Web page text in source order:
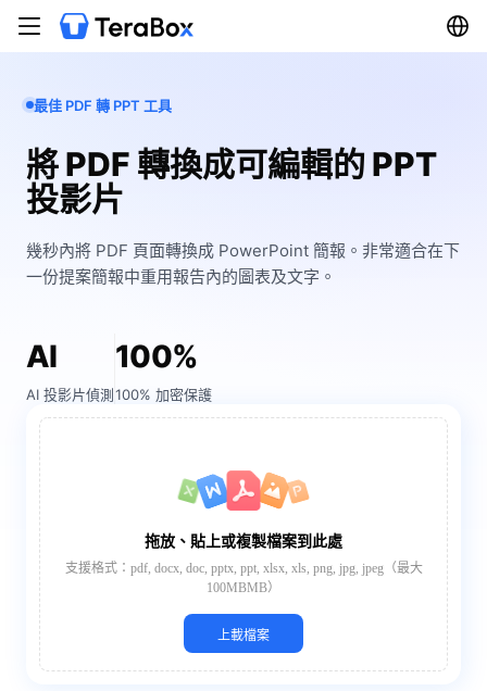
最佳 PDF 轉 PPT 工具
將 PDF 轉換成可編輯的 PPT
投影片
幾秒內將 PDF 頁面轉換成 PowerPoint 簡報。非常適合在下
一份提案簡報中重用報告內的圖表及文字。
AI
AI 投影片偵測
100%
100% 加密保護
拖放、貼上或複製檔案到此處
支援格式：pdf, docx, doc, pptx, ppt, xlsx, xls, png, jpg, jpeg（最大
100MBMB）
上載檔案